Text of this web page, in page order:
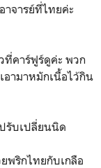
าจารย์ที่ไทยค่ะ
ที่คาร์ฟูร์ดูค่ะ พวก
อามาหมักเนื้อไว้กิน
รับเปลี่ยนนิด
พริกไทยกับเกลือ